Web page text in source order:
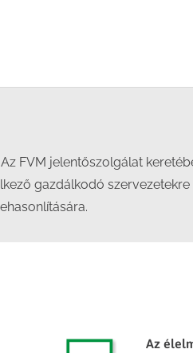
FVM jelentőszolgálat
gazdálkodó szervezetekre
Az